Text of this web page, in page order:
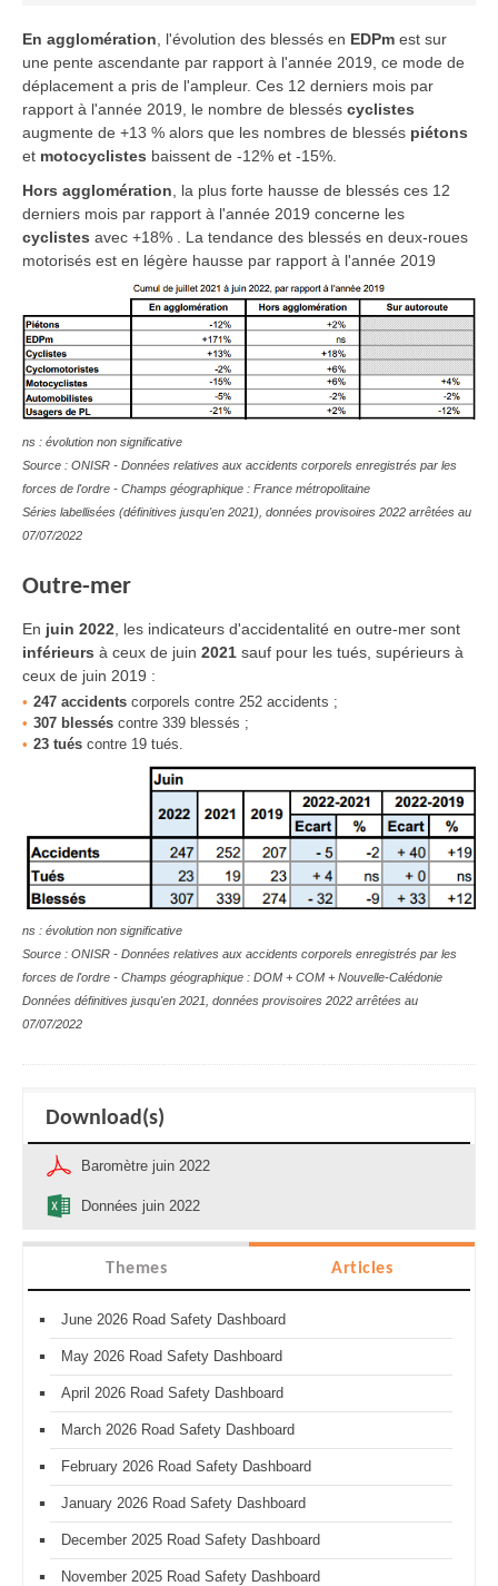
En agglomération , l'évolution des blessés en EDPm est sur
une pente ascendante par rapport à l'année 2019, ce mode de
déplacement a pris de l'ampleur. Ces 12 derniers mois par
rapport à l'année 2019, le nombre de blessés cyclistes
augmente de +13 % alors que les nombres de blessés piétons
et motocyclistes baissent de -12% et -15%.
Hors agglomération , la plus forte hausse de blessés ces 12
derniers mois par rapport à l'année 2019 concerne les
cyclistes avec +18% . La tendance des blessés en deux-roues
motorisés est en légère hausse par rapport à l'année 2019
ns : évolution non significative
Source : ONISR - Données relatives aux accidents corporels enregistrés par les
forces de l'ordre - Champs géographique : France métropolitaine
Séries labellisées (définitives jusqu'en 2021), données provisoires 2022 arrêtées au
07/07/2022
Outre-mer
En juin 2022 , les indicateurs d'accidentalité en outre-mer sont
inférieurs à ceux de juin 2021 sauf pour les tués, supérieurs à
ceux de juin 2019 :
247 accidents corporels contre 252 accidents ;
307 blessés contre 339 blessés ;
23 tués contre 19 tués.
ns : évolution non significative
Source : ONISR - Données relatives aux accidents corporels enregistrés par les
forces de l'ordre - Champs géographique : DOM + COM + Nouvelle-Calédonie
Données définitives jusqu'en 2021, données provisoires 2022 arrêtées au
07/07/2022
Download(s)
Baromètre juin 2022
Données juin 2022
Themes Articles
June 2026 Road Safety Dashboard
May 2026 Road Safety Dashboard
April 2026 Road Safety Dashboard
March 2026 Road Safety Dashboard
February 2026 Road Safety Dashboard
January 2026 Road Safety Dashboard
December 2025 Road Safety Dashboard
November 2025 Road Safety Dashboard